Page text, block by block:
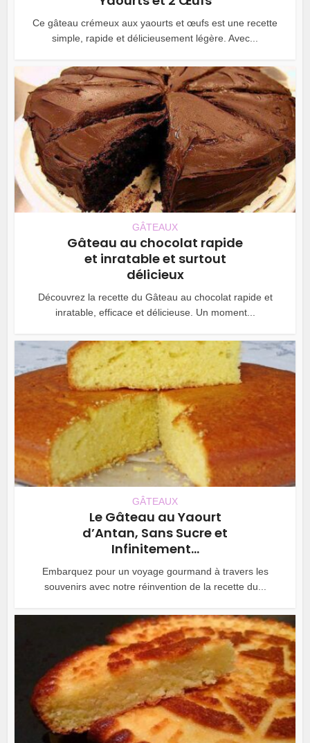
Ce gâteau crémeux aux yaourts et œufs est une recette
simple, rapide et délicieusement légère. Avec...
GÂTEAUX
Gâteau au chocolat rapide
et inratable et surtout
délicieux
Découvrez la recette du Gâteau au chocolat rapide et
inratable, efficace et délicieuse. Un moment...
GÂTEAUX
Le Gâteau au Yaourt
d’Antan, Sans Sucre et
Infinitement...
Embarquez pour un voyage gourmand à travers les
souvenirs avec notre réinvention de la recette du...